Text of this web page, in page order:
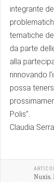
integrante
tematiche
da parte
alla
rinnovando
possa
Polis”.
Claudia Serra
Nuxis.